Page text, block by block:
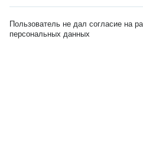
Пользователь не дал согласие на
персональных данных